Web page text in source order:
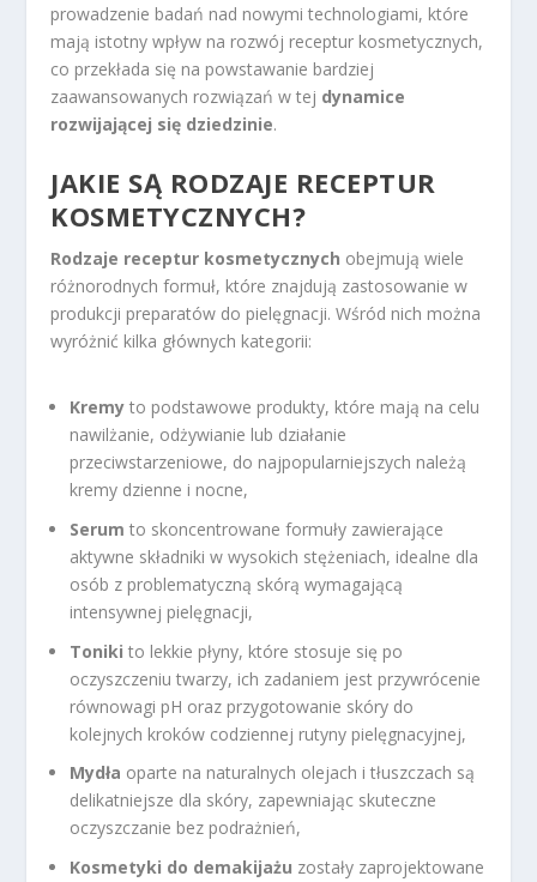
prowadzenie badań nad nowymi technologiami, które
mają istotny wpływ na rozwój receptur kosmetycznych,
co przekłada się na powstawanie bardziej
zaawansowanych rozwiązań w tej dynamice
rozwijającej się dziedzinie.
JAKIE SĄ RODZAJE RECEPTUR
KOSMETYCZNYCH?
Rodzaje receptur kosmetycznych obejmują wiele
różnorodnych formuł, które znajdują zastosowanie w
produkcji preparatów do pielęgnacji. Wśród nich można
wyróżnić kilka głównych kategorii:
Kremy to podstawowe produkty, które mają na celu
nawilżanie, odżywianie lub działanie
przeciwstarzeniowe, do najpopularniejszych należą
kremy dzienne i nocne,
Serum to skoncentrowane formuły zawierające
aktywne składniki w wysokich stężeniach, idealne dla
osób z problematyczną skórą wymagającą
intensywnej pielęgnacji,
Toniki to lekkie płyny, które stosuje się po
oczyszczeniu twarzy, ich zadaniem jest przywrócenie
równowagi pH oraz przygotowanie skóry do
kolejnych kroków codziennej rutyny pielęgnacyjnej,
Mydła oparte na naturalnych olejach i tłuszczach są
delikatniejsze dla skóry, zapewniając skuteczne
oczyszczanie bez podrażnień,
Kosmetyki do demakijażu zostały zaprojektowane